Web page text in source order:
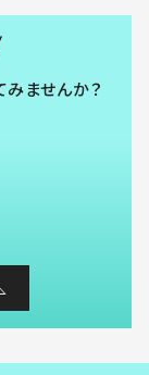
みませんか？